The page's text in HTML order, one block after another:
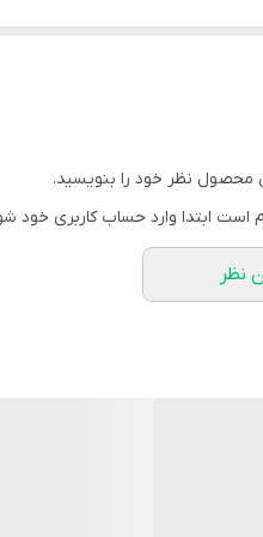
محصول نظر خود را بنویسید.
است ابتدا وارد حساب کاربری خود
نظر